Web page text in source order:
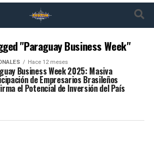
"Paraguay Business Week"
Hace 12 meses
Business Week 2025: Masiva
de Empresarios Brasileños
el Potencial de Inversión del País